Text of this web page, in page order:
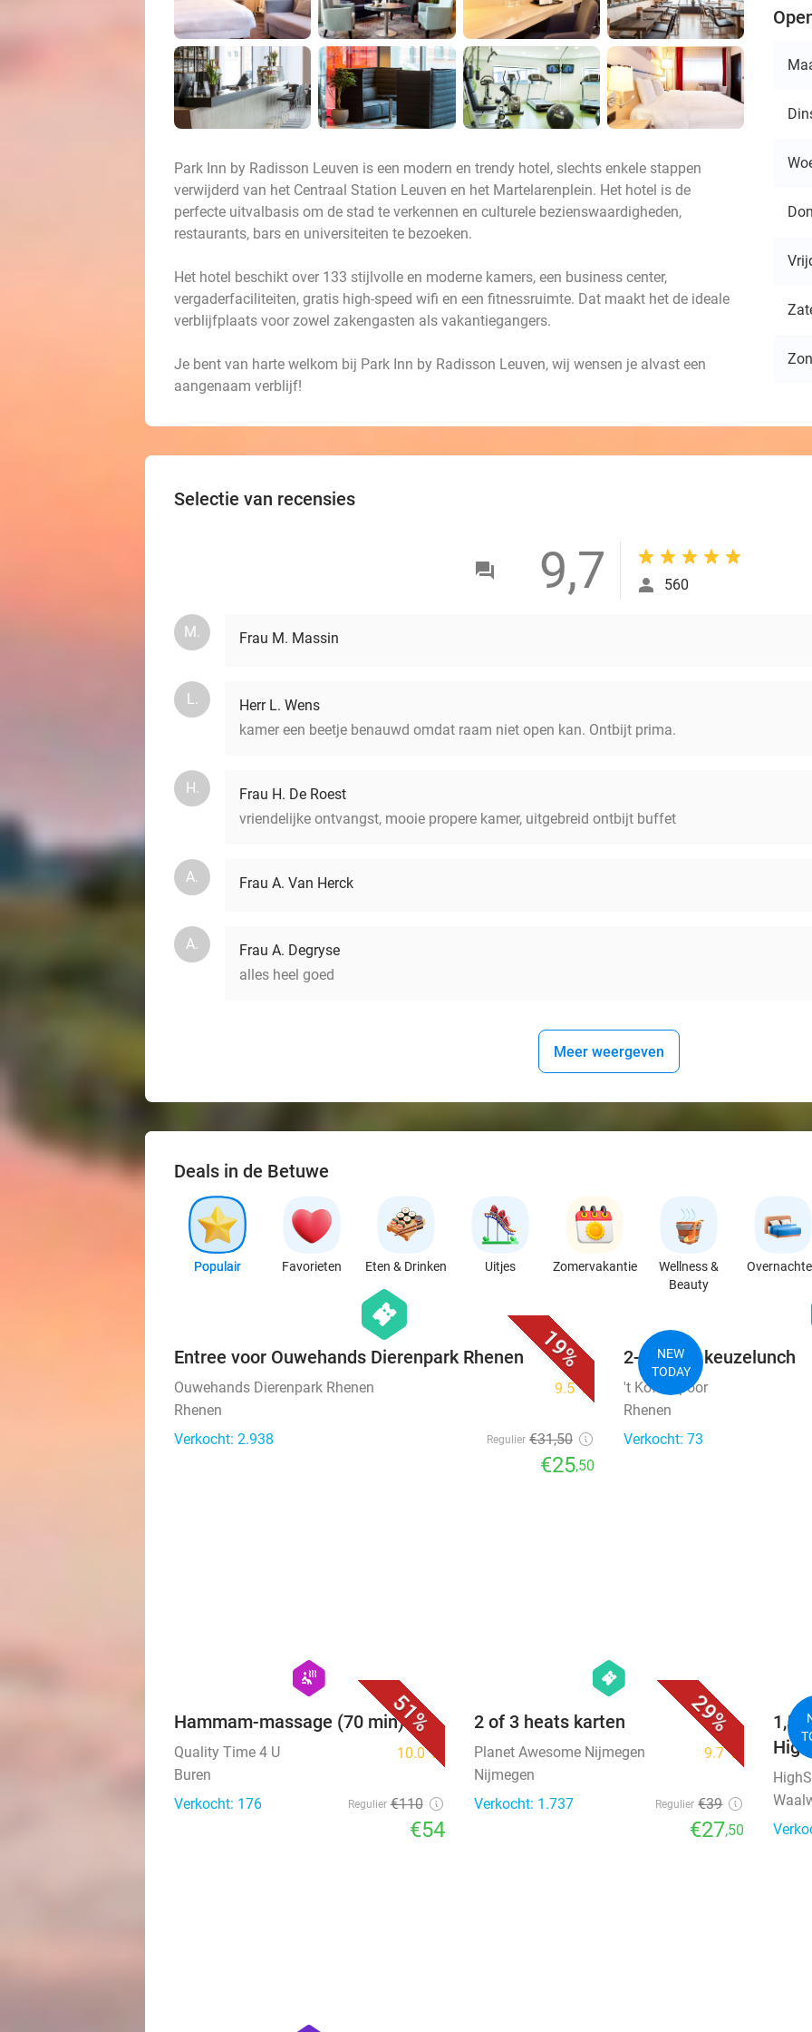
Park Inn by Radisson Leuven is een modern en trendy hotel, slechts enkele stappen
verwijderd van het Centraal Station Leuven en het Martelarenplein. Het hotel is de
perfecte uitvalbasis om de stad te verkennen en culturele bezienswaardigheden,
restaurants, bars en universiteiten te bezoeken.
Het hotel beschikt over 133 stijlvolle en moderne kamers, een business center,
vergaderfaciliteiten, gratis high-speed wifi en een fitnessruimte. Dat maakt het de ideale
verblijfplaats voor zowel zakengasten als vakantiegangers.
Je bent van harte welkom bij Park Inn by Radisson Leuven, wij wensen je alvast een
aangenaam verblijf!
Selectie van recensies
9,7 560
M. Frau M. Massin
L.
Herr L. Wens
kamer een beetje benauwd omdat raam niet open kan. Ontbijt prima.
H.
Frau H. De Roest
vriendelijke ontvangst, mooie propere kamer, uitgebreid ontbijt buffet
A. Frau A. Van Herck
A.
Frau A. Degryse
alles heel goed
Meer weergeven
Deals in de Betuwe
Populair Favorieten Eten & Drinken Uitjes Zomervakantie
Wellness &
Beauty
19%
hexagon
events
Entree voor Ouwehands Dierenpark Rhenen
Ouwehands Dierenpark Rhenen 9.5star
Rhenen
Verkocht: 2.938
Regulier €31,50
€25,50
NEW
TODAY
2-gangen keuzelunch
't Koffiespoor
Rhenen
Verkocht: 73
51%
hexagon
wellness
Hammam-massage (70 min)
Quality Time 4 U 10.0star
Buren
Verkocht: 176
Regulier €110
€54
29%
hexagon
events
2 of 3 heats karten
Planet Awesome Nijmegen 9.7star
Nijmegen
Verkocht: 1.737
Regulier €39
€27,50
1,5